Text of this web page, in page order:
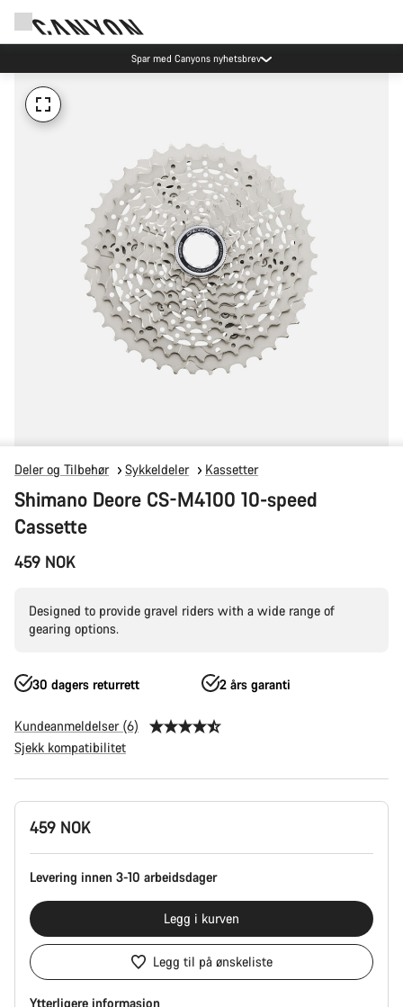
Spar med Canyons nyhetsbrev
Deler og Tilbehør Sykkeldeler Kassetter
Shimano Deore CS-M4100 10-speed
Cassette
459 NOK
Designed to provide gravel riders with a wide range of
gearing options.
30 dagers returrett 2 års garanti
Kundeanmeldelser (6)
Sjekk kompatibilitet
Produktkonfigurasjon
459 NOK
Levering innen 3-10 arbeidsdager
Legg i kurven
Legg til på ønskeliste
Ytterligere informasjon